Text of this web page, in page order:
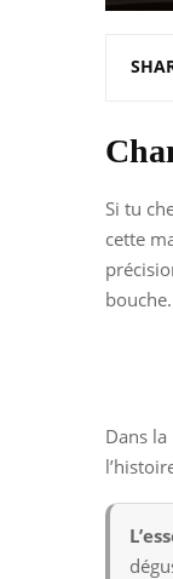
Si tu
cette
bouche.
Dans